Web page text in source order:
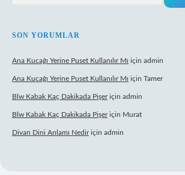
SON YORUMLAR
Ana Kucağı Yerine Puset Kullanılır Mı için admin
Ana Kucağı Yerine Puset Kullanılır Mı için Tamer
Blw Kabak Kaç Dakikada Pişeriçin admin
Blw Kabak Kaç Dakikada Pişeriçin Murat
Divan Dini Anlamı Nediriçin admin